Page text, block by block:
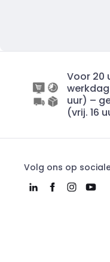
Voor 20
uur) –
(vrij. 16
Volg ons op